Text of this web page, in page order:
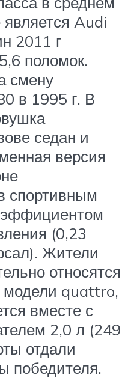
Audi
2011 г
поломок.
смену
в 1995 г. В
седан и
версия
спортивным
(0,23
Жители
относятся
модели quattro,
вместе с
2,0 л (249
отдали
победителя.